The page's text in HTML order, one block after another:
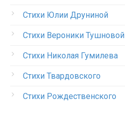
Стихи Юлии Друниной
Стихи Вероники Тушновой
Стихи Николая Гумилева
Стихи Твардовского
Стихи Рождественского